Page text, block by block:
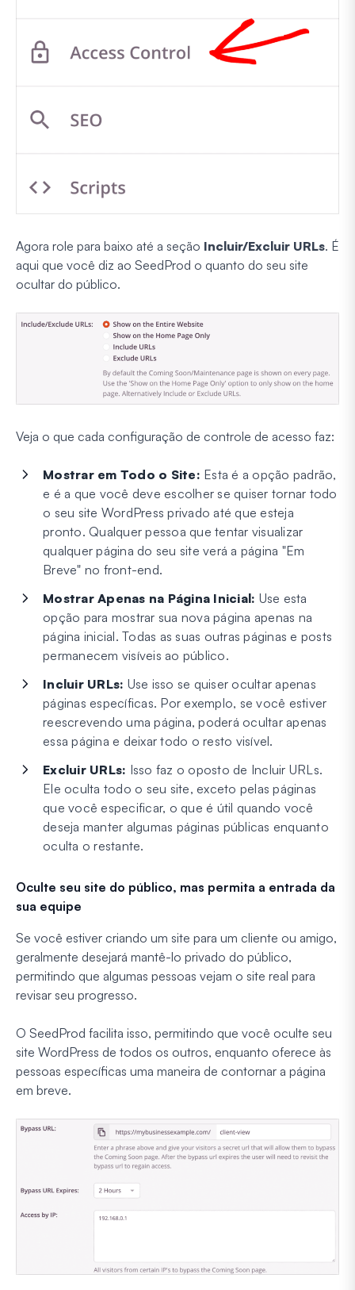
Agora role para baixo até a seção Incluir/Excluir URLs. É
aqui que você diz ao SeedProd o quanto do seu site
ocultar do público.
Veja o que cada configuração de controle de acesso faz:
Mostrar em Todo o Site: Esta é a opção padrão,
e é a que você deve escolher se quiser tornar todo
o seu site WordPress privado até que esteja
pronto. Qualquer pessoa que tentar visualizar
qualquer página do seu site verá a página "Em
Breve" no front-end.
Mostrar Apenas na Página Inicial: Use esta
opção para mostrar sua nova página apenas na
página inicial. Todas as suas outras páginas e posts
permanecem visíveis ao público.
Incluir URLs: Use isso se quiser ocultar apenas
páginas específicas. Por exemplo, se você estiver
reescrevendo uma página, poderá ocultar apenas
essa página e deixar todo o resto visível.
Excluir URLs: Isso faz o oposto de Incluir URLs.
Ele oculta todo o seu site, exceto pelas páginas
que você especificar, o que é útil quando você
deseja manter algumas páginas públicas enquanto
oculta o restante.
Oculte seu site do público, mas permita a entrada da
sua equipe
Se você estiver criando um site para um cliente ou amigo,
geralmente desejará mantê-lo privado do público,
permitindo que algumas pessoas vejam o site real para
revisar seu progresso.
O SeedProd facilita isso, permitindo que você oculte seu
site WordPress de todos os outros, enquanto oferece às
pessoas específicas uma maneira de contornar a página
em breve.